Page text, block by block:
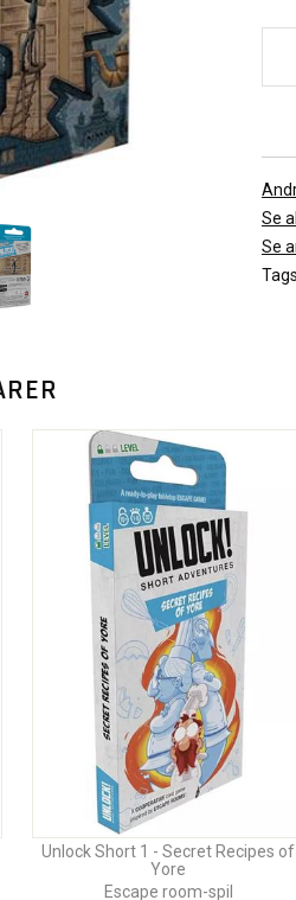
Se
Se
Unlock Short 1 - Secret Recipes of
Yore
Escape room-spil